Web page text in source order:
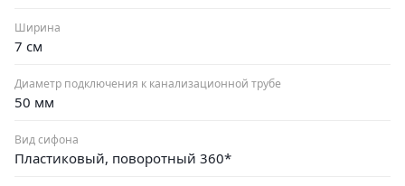
Ширина
7 см
Диаметр подключения к канализационной трубе
50 мм
Вид сифона
Пластиковый, поворотный 360*